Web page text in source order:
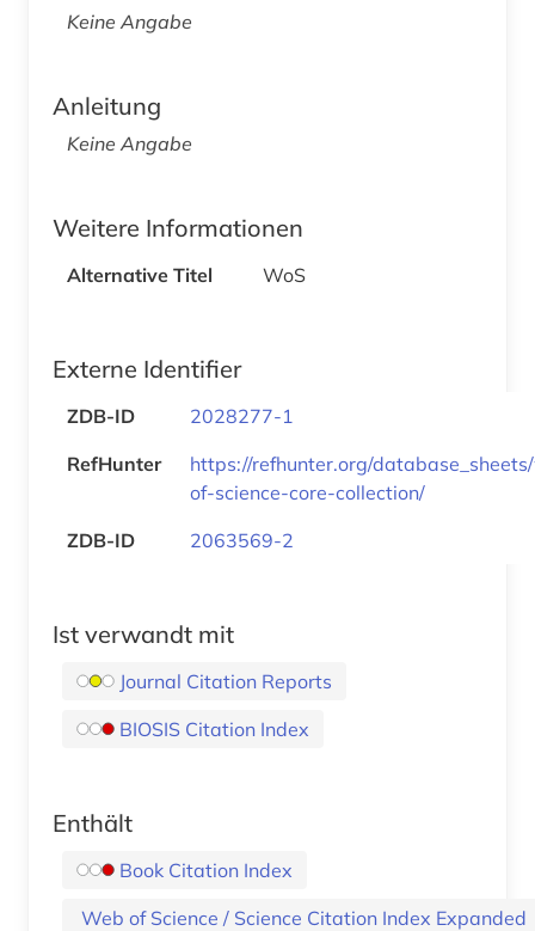
Keine Angabe
Anleitung
Keine Angabe
Weitere Informationen
Alternative Titel WoS
Externe Identifier
ZDB-ID
2028277-1
RefHunter
https://refhunter.org/
of-science-core-collection/
ZDB-ID
2063569-2
Ist verwandt mit
Journal Citation Reports
BIOSIS Citation Index
Enthält
Book Citation Index
Web of Science / Science Citation Index Expanded